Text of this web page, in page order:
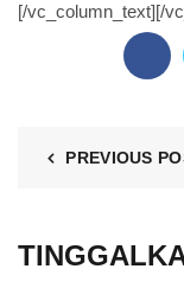
[/vc_column_text][/
PREVIOUS